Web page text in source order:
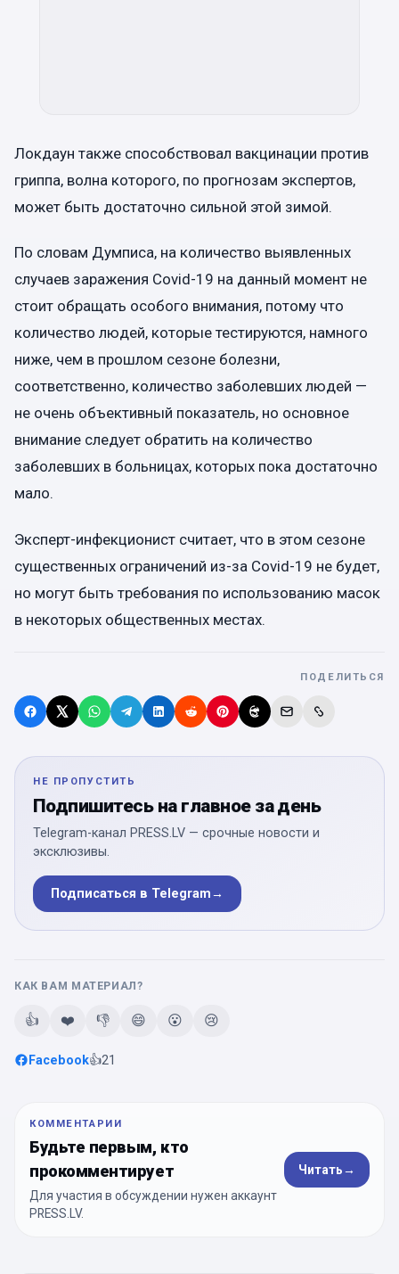
Локдаун также способствовал вакцинации против
гриппа, волна которого, по прогнозам экспертов,
может быть достаточно сильной этой зимой.
По словам Думписа, на количество выявленных
случаев заражения Covid-19 на данный момент не
стоит обращать особого внимания, потому что
количество людей, которые тестируются, намного
ниже, чем в прошлом сезоне болезни,
соответственно, количество заболевших людей —
не очень объективный показатель, но основное
внимание следует обратить на количество
заболевших в больницах, которых пока достаточно
мало.
Эксперт-инфекционист считает, что в этом сезоне
существенных ограничений из-за Covid-19 не будет,
но могут быть требования по использованию масок
в некоторых общественных местах.
ПОДЕЛИТЬСЯ
НЕ ПРОПУСТИТЬ
Подпишитесь на главное за день
Telegram-канал PRESS.LV — срочные новости и
эксклюзивы.
Подписаться в Telegram→
КАК ВАМ МАТЕРИАЛ?
👍 ❤️ 👎 😄 😮 😢
Facebook👍21
КОММЕНТАРИИ
Будьте первым, кто
прокомментирует
Для участия в обсуждении нужен аккаунт
PRESS.LV.
Читать→